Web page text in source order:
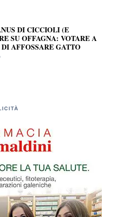
DI CICCIOLI (E
SU OFFAGNA: VOTARE A
AFFOSSARE GATTO